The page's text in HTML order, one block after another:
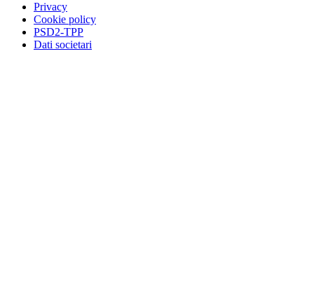
Privacy
Cookie policy
PSD2-TPP
Dati societari